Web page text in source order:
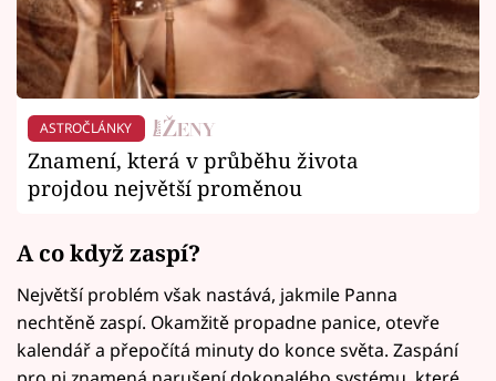
ASTROČLÁNKY
Znamení, která v průběhu života
projdou největší proměnou
A co když zaspí?
Největší problém však nastává, jakmile Panna
nechtěně zaspí. Okamžitě propadne panice, otevře
kalendář a přepočítá minuty do konce světa. Zaspání